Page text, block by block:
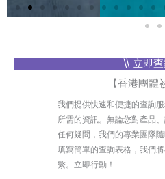
\\ 立即
【香港團體
我們提供快速和便捷的查詢
所需的資訊。無論您對產品
任何疑問，我們的專業團隊
填寫簡單的查詢表格，我們
繫。立即行動！